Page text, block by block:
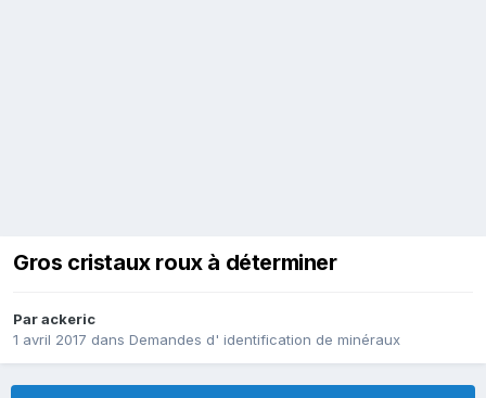
Gros cristaux roux à déterminer
Parackeric
1 avril 2017 dans Demandes d' identification de minéraux